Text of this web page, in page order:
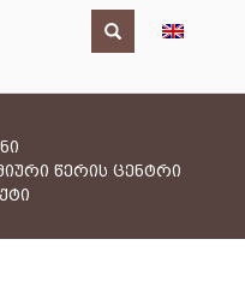
წერის ცენტრი